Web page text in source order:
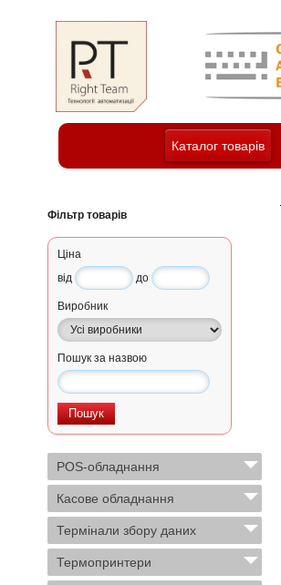
Каталог товарів
Фільтр товарів
Ціна
від
до
Виробник
Пошук за назвою
POS-обладнання
Касове обладнання
Термінали збору даних
Термопринтери